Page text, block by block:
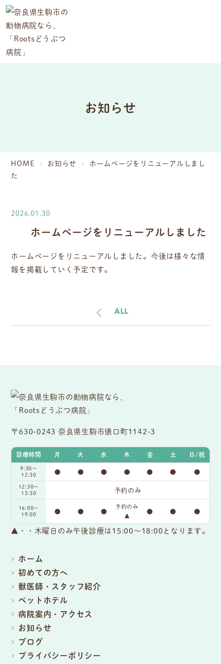
お知らせ
HOME お知らせ
ホームページをリニューアルしまし
た
2026.01.30
ホームページをリニューアルしました
ホームページをリニューアルしました。今後は様々な情
報を掲載していく予定です。
ALL
〒630-0243 奈良県生駒市俵口町1142-3
診療時間 月 火 水 木 金 土 日/祝
9:30〜
12:30
● ● ● ● ● ● ●
12:30～
13:30
予約のみ
16:00〜
19:00
● ● ●
予約のみ
▲
● ● ●
▲・・木曜日のみ午後診療は15:00～18:00となります。
ホーム
初めての方へ
獣医師・スタッフ紹介
ペットホテル
病院案内・アクセス
お知らせ
ブログ
プライバシーポリシー